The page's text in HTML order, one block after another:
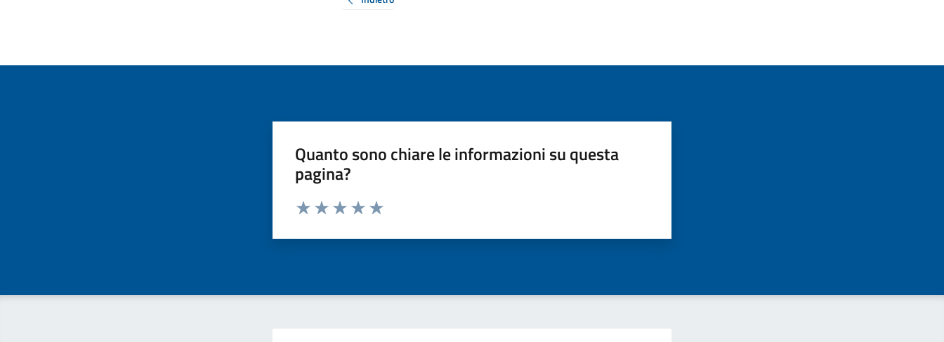
Quanto sono chiare le informazioni su questa
pagina?
Valuta da 1 a 5 stelle la pagina